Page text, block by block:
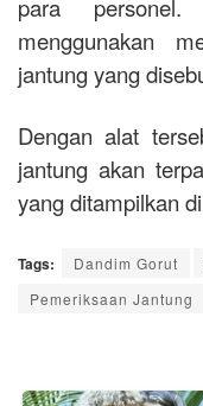
para personel.
menggunakan
jantung yang
Dengan alat
jantung akan
yang ditampilkan
Tags: Dandim Gorut
Pemeriksaan Jantung